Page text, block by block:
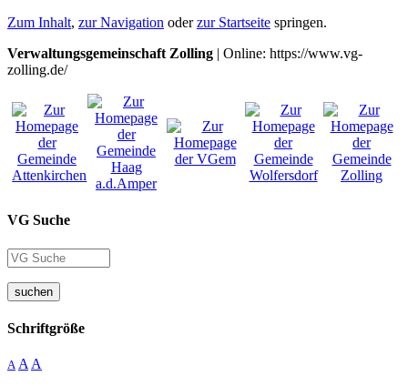
Zum Inhalt, zur Navigation oderzur Startseite springen.
Verwaltungsgemeinschaft Zolling | Online: https://www.vg-
zolling.de/
VG Suche
suchen
Schriftgröße
A A A